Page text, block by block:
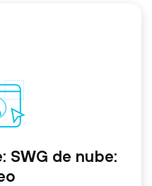
SWG de nube: